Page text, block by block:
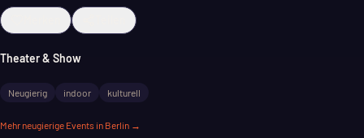
Theater & Show
Neugierig indoor kulturell
Mehr neugierige Events in Berlin →